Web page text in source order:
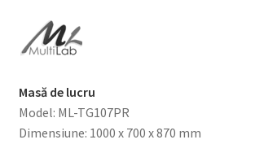
Masă de lucru
Model: ML-TG107PR
Dimensiune: 1000 x 700 x 870 mm